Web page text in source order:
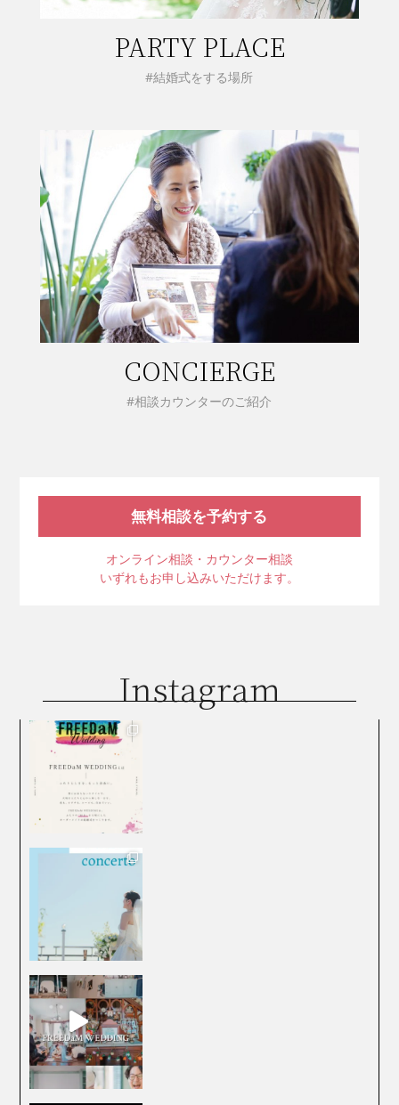
PARTY PLACE
#結婚式をする場所
CONCIERGE
#相談カウンターのご紹介
無料相談を予約する
オンライン相談・カウンター相談
いずれもお申し込みいただけます。
Instagram